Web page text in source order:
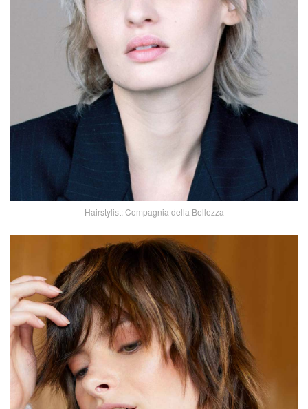
Hairstylist: Compagnia della Bellezza